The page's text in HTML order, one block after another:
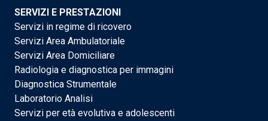
SERVIZI E PRESTAZIONI
Servizi in regime di ricovero
Servizi Area Ambulatoriale
Servizi Area Domiciliare
Radiologia e diagnostica per immagini
Diagnostica Strumentale
Laboratorio Analisi
Servizi per età evolutiva e adolescenti